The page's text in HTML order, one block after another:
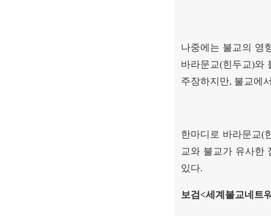
나중에는 불교의 영
바라문교(힌두교)와
주장하지만, 불교에
한마디로 바라문교(
교와 불교가 유사한
있다.
보검<세계불교네트